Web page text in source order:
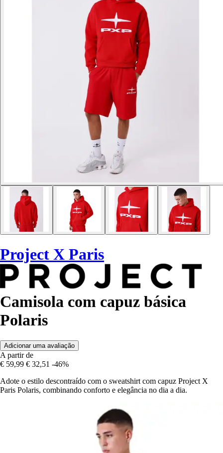
Project X Paris
Camisola com capuz básica
Polaris
Adicionar uma avaliação
A partir de
€ 59,99 € 32,51 -46%
Adote o estilo descontraído com o sweatshirt com capuz Project X
Paris Polaris, combinando conforto e elegância no dia a dia.